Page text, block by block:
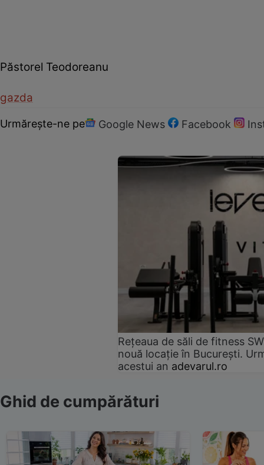
Păstorel Teodoreanu
gazda
Urmărește-ne pe Google News Facebook
Rețeaua de săli de fitness
nouă locație în București.
acestui an adevarul.ro
Ghid de cumpărături